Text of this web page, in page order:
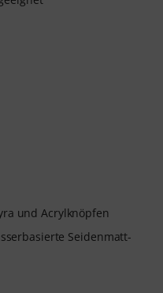
für Musik mit einem
Bildungs-Award
400 Gitarren
Fortgeschrittene – von
mehr. Mit
Noten zum
Features.
und Acrylknöpfen
Seidenmatt-